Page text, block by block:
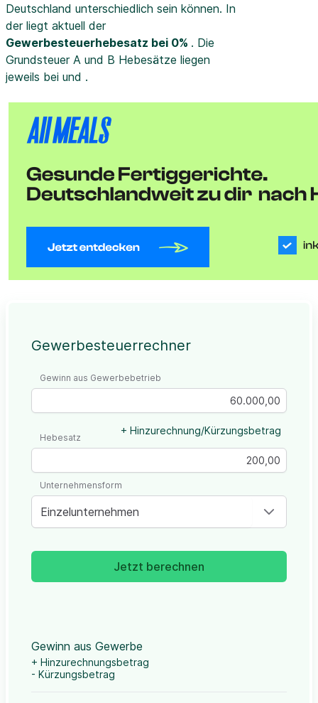
Deutschland unterschiedlich sein können. In
der liegt aktuell der
Gewerbesteuerhebesatz bei 0% . Die
Grundsteuer A und B Hebesätze liegen
jeweils bei und .
Gewerbesteuerrechner
Gewinn aus Gewerbebetrieb
+ Hinzurechnung/Kürzungsbetrag
Hebesatz
Einzelunternehmen
Unternehmensform
Jetzt berechnen
Gewinn aus Gewerbe
+ Hinzurechnungsbetrag
- Kürzungsbetrag